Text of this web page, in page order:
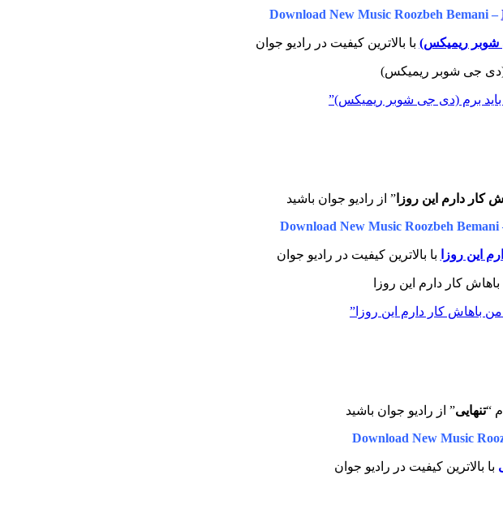
Download New Music Roozbeh Bemani –
شوبر ریمیکس) با بالاترین کیفیت در رادیو جوان
باید برم (دی جی شوبر ریمیکس)”
کار دارم این روزا” از رادیو جوان باشید
Download New Music Roozbeh Bemani
این روزا با بالاترین کیفیت در رادیو جوان
من باهاش کار دارم این روزا”
“تنهایی” از رادیو جوان باشید
Download New Music
با بالاترین کیفیت در رادیو جوان